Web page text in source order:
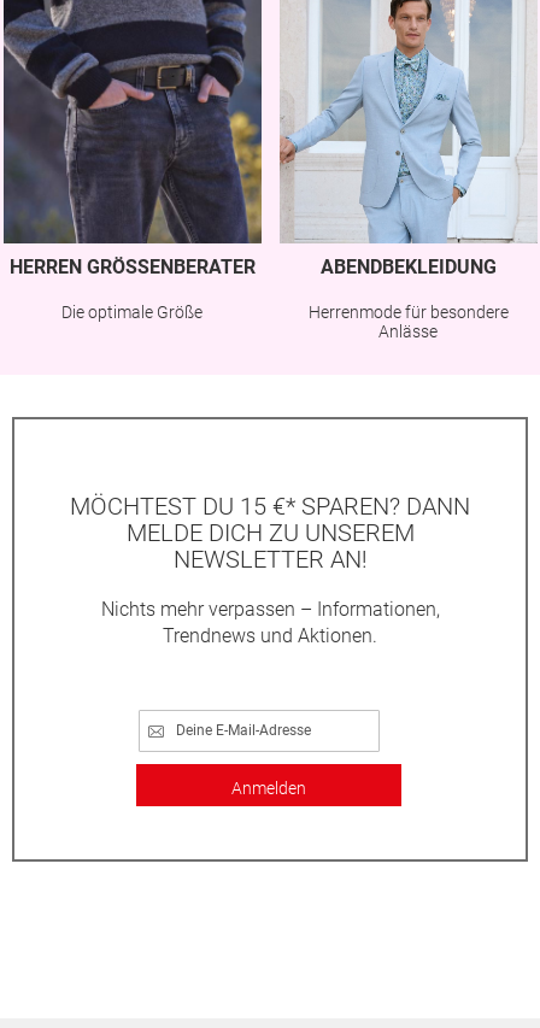
HERREN GRÖSSENBERATER
Die optimale Größe
ABENDBEKLEIDUNG
Herrenmode für besondere
Anlässe
MÖCHTEST DU 15 €* SPAREN? DANN
MELDE DICH ZU UNSEREM
NEWSLETTER AN!
Nichts mehr verpassen – Informationen,
Trendnews und Aktionen.
Anmelden